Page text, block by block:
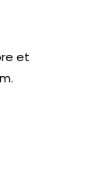
et